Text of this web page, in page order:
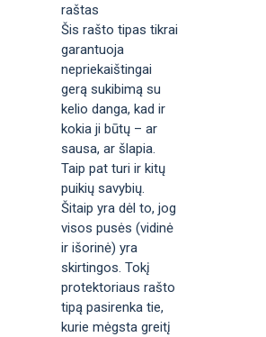
raštas
Šis rašto tipas tikrai
garantuoja
nepriekaištingai
gerą sukibimą su
kelio danga, kad ir
kokia ji būtų – ar
sausa, ar šlapia.
Taip pat turi ir kitų
puikių savybių.
Šitaip yra dėl to, jog
visos pusės (vidinė
ir išorinė) yra
skirtingos. Tokį
protektoriaus rašto
tipą pasirenka tie,
kurie mėgsta greitį